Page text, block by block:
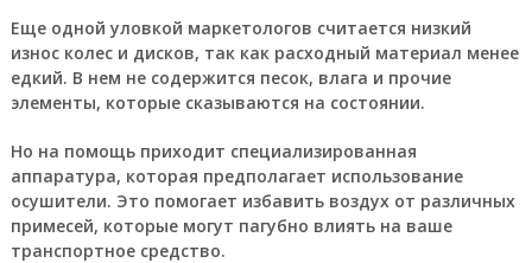
Еще одной уловкой маркетологов считается низкий
износ колес и дисков, так как расходный материал менее
едкий. В нем не содержится песок, влага и прочие
элементы, которые сказываются на состоянии.
Но на помощь приходит специализированная
аппаратура, которая предполагает использование
осушители. Это помогает избавить воздух от различных
примесей, которые могут пагубно влиять на ваше
транспортное средство.